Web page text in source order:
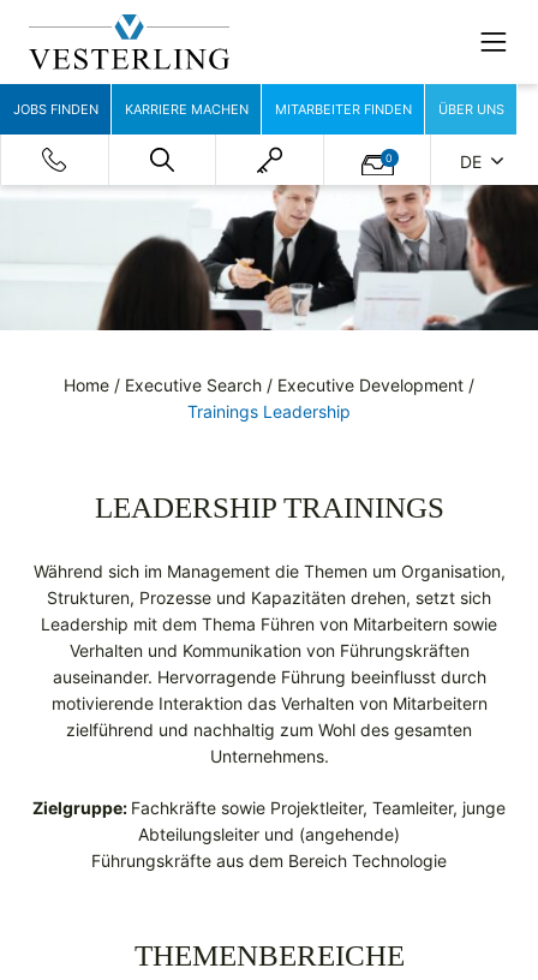
JOBS FINDEN KARRIERE MACHEN MITARBEITER FINDEN ÜBER UNS
0 DE
Home / Executive Search / Executive Development /
Trainings Leadership
LEADERSHIP TRAININGS
Während sich im Management die Themen um Organisation,
Strukturen, Prozesse und Kapazitäten drehen, setzt sich
Leadership mit dem Thema Führen von Mitarbeitern sowie
Verhalten und Kommunikation von Führungskräften
auseinander. Hervorragende Führung beeinflusst durch
motivierende Interaktion das Verhalten von Mitarbeitern
zielführend und nachhaltig zum Wohl des gesamten
Unternehmens.
Zielgruppe: Fachkräfte sowie Projektleiter, Teamleiter, junge
Abteilungsleiter und (angehende)
Führungskräfte aus dem Bereich Technologie
THEMENBEREICHE